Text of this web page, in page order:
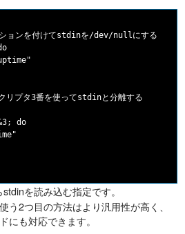
ョンを付けてstdinを/dev/nullにする
リプタ3番を使ってstdinと分離する
do
を読み込む指定です。
う2つ目の方法はより汎用性が高く、
にも対応できます。